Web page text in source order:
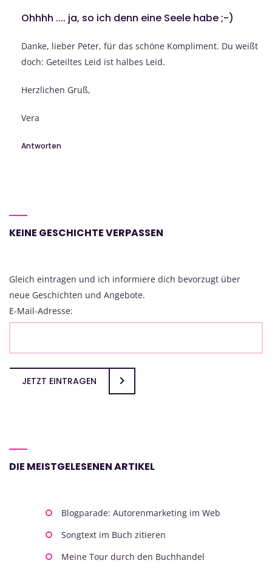
Ohhhh .... ja, so ich denn eine Seele habe ;-)
Danke, lieber Peter, für das schöne Kompliment. Du weißt
doch: Geteiltes Leid ist halbes Leid.
Herzlichen Gruß,
Vera
Antworten
KEINE GESCHICHTE VERPASSEN
Gleich eintragen und ich informiere dich bevorzugt über
neue Geschichten und Angebote.
E-Mail-Adresse:
JETZT EINTRAGEN
DIE MEISTGELESENEN ARTIKEL
Blogparade: Autorenmarketing im Web
Songtext im Buch zitieren
Meine Tour durch den Buchhandel